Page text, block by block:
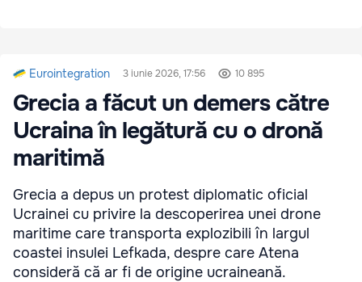
Eurointegration 3 iunie 2026, 17:56 10 895
Grecia a făcut un demers către
Ucraina în legătură cu o dronă
maritimă
Grecia a depus un protest diplomatic oficial
Ucrainei cu privire la descoperirea unei drone
maritime care transporta explozibili în largul
coastei insulei Lefkada, despre care Atena
consideră că ar fi de origine ucraineană.